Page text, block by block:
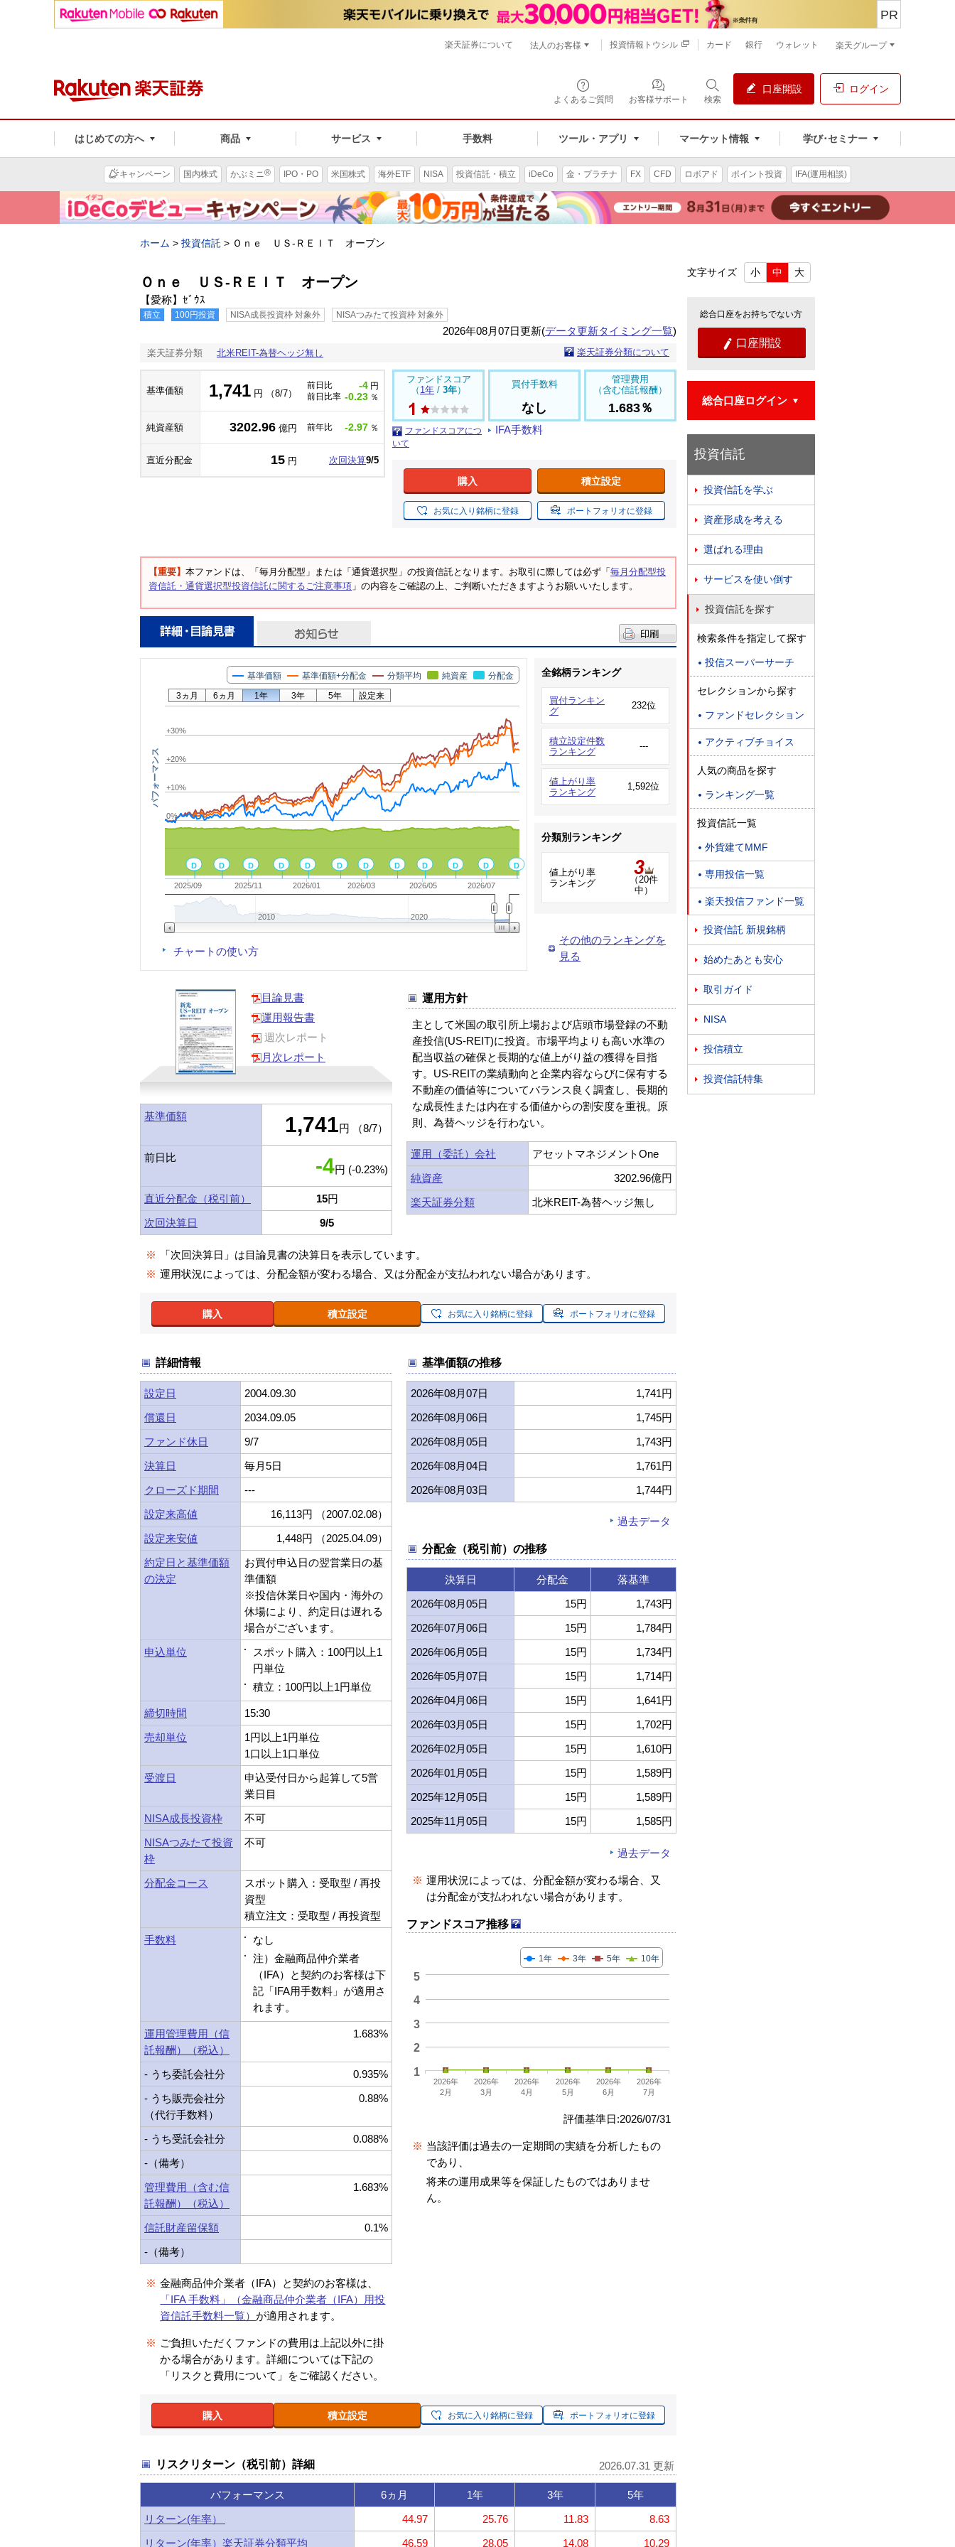
よくあるご質問 お客様サポート 検索
口座開設 ログイン
はじめての方へ 商品 サービス 手数料 ツール・アプリ マーケット情報 学び･セミナー
PR
楽天証券について 法人のお客様 投資情報トウシル カード 銀行 ウォレット 楽天グループ
キャンペーン 国内株式 かぶミニ® IPO・PO 米国株式 海外ETF NISA 投資信託・積立 iDeCo 金・プラチナ FX CFD ロボアド ポイント投資 IFA(運用相談)
ホーム > 投資信託 > Ｏｎｅ ＵＳ-ＲＥＩＴ オープン
Ｏｎｅ ＵＳ-ＲＥＩＴ オープン
【愛称】ｾﾞｳｽ
積立 100円投資 NISA成長投資枠 対象外 NISAつみたて投資枠 対象外
2026年08月07日更新(データ更新タイミング一覧)
楽天証券分類 北米REIT-為替ヘッジ無し 楽天証券分類について
基準価額 1,741 円 （8/7）
前日比 -4 円
前日比率 -0.23 ％
純資産額 3202.96 億円 前年比 -2.97 ％
直近分配金 15 円 次回決算9/5
ファンドスコア
（ 1年 / 3年）
ファンドスコアにつ
いて
買付手数料
なし
IFA手数料
管理費用
（含む信託報酬）
1.683％
購入 積立設定
お気に入り銘柄に登録 ポートフォリオに登録
【重要】 本ファンドは、「毎月分配型」または「通貨選択型」の投資信託となります。お取引に際しては必ず「 毎月分配型投
資信託・通貨選択型投資信託に関するご注意事項 」の内容をご確認の上、ご判断いただきますようお願いいたします。
パフォーマンス
D
D
D
D
D
D
D
D
D
D
D
D
基準価額 基準価額+分配金 分類平均 純資産 分配金
2025/09 2025/11 2026/01 2026/03 2026/05 2026/07
2010 2020
0%
+10%
+20%
+30%
3ヵ月 6ヵ月 1年 3年 5年 設定来
チャートの使い方
全銘柄ランキング
買付ランキン
グ
232位
積立設定件数
ランキング
---
値上がり率
ランキング
1,592位
分類別ランキング
値上がり率
ランキング
（20件
中）
その他のランキングを
見る
目論見書
運用報告書
週次レポート
月次レポート
基準価額 1,741円 （8/7）
前日比 -4円 (-0.23%)
直近分配金（税引前） 15円
次回決算日
9/5
運用方針
主として米国の取引所上場および店頭市場登録の不動
産投信(US-REIT)に投資。市場平均よりも高い水準の
配当収益の確保と長期的な値上がり益の獲得を目指
す。US-REITの業績動向と企業内容ならびに保有する
不動産の価値等についてバランス良く調査し、長期的
な成長性または内在する価値からの割安度を重視。原
則、為替ヘッジを行わない。
運用（委託）会社
アセットマネジメントOne
純資産
3202.96億円
楽天証券分類
北米REIT-為替ヘッジ無し
※
「次回決算日」は目論見書の決算日を表示しています。
※ 運用状況によっては、分配金額が変わる場合、又は分配金が支払われない場合があります。
購入 積立設定 お気に入り銘柄に登録 ポートフォリオに登録
詳細情報
設定日
2004.09.30
償還日
2034.09.05
ファンド休日
9/7
決算日
毎月5日
クローズド期間
---
設定来高値
16,113円 （2007.02.08）
設定来安値
1,448円 （2025.04.09）
約定日と基準価額
の決定
お買付申込日の翌営業日の基
準価額
※投信休業日や国内・海外の
休場により、約定日は遅れる
場合がございます。
申込単位
スポット購入：100円以上1
円単位
積立：100円以上1円単位
締切時間
15:30
売却単位
1円以上1円単位
1口以上1口単位
受渡日
申込受付日から起算して5営
業日目
NISA成長投資枠
不可
NISAつみたて投資
枠
不可
分配金コース
スポット購入：受取型 / 再投
資型
積立注文：受取型 / 再投資型
手数料
なし
注）金融商品仲介業者
（IFA）と契約のお客様は下
記「IFA用手数料」が適用さ
れます。
運用管理費用（信
託報酬）（税込）
1.683%
- うち委託会社分
0.935%
- うち販売会社分
（代行手数料）
0.88%
- うち受託会社分
0.088%
-（備考）
管理費用（含む信
託報酬）（税込）
1.683%
信託財産留保額
0.1%
-（備考）
※ 金融商品仲介業者（IFA）と契約のお客様は、
「IFA 手数料」（金融商品仲介業者（IFA）用投
資信託手数料一覧） が適用されます。
※ ご負担いただくファンドの費用は上記以外に掛
かる場合があります。詳細については下記の
「リスクと費用について」をご確認ください。
基準価額の推移
2026年08月07日
1,741円
2026年08月06日
1,745円
2026年08月05日
1,743円
2026年08月04日
1,761円
2026年08月03日
1,744円
過去データ
分配金（税引前）の推移
決算日 分配金
落基準
2026年08月05日
15円
1,743円
2026年07月06日
15円
1,784円
2026年06月05日
15円
1,734円
2026年05月07日
15円
1,714円
2026年04月06日
15円
1,641円
2026年03月05日
15円
1,702円
2026年02月05日
15円
1,610円
2026年01月05日
15円
1,589円
2025年12月05日
15円
1,589円
2025年11月05日
15円 1,585円
過去データ
※ 運用状況によっては、分配金額が変わる場合、又
は分配金が支払われない場合があります。
ファンドスコア推移
1年 3年 5年 10年
2026年
2月
2026年
3月
2026年
4月
2026年
5月
2026年
6月
2026年
7月
1
2
3
4
5
評価基準日:2026/07/31
※ 当該評価は過去の一定期間の実績を分析したもの
であり、
将来の運用成果等を保証したものではありませ
ん。
購入 積立設定 お気に入り銘柄に登録 ポートフォリオに登録
リスクリターン（税引前）詳細 2026.07.31 更新
パフォーマンス 6ヵ月 1年 3年
5年
リターン(年率）
44.97 25.76 11.83
8.63
リターン(年率）楽天証券分類平均
46.59 28.05 14.08 10.29
文字サイズ 小 中 大
総合口座をお持ちでない方
 口座開設
総合口座ログイン
投資信託
 投資信託を学ぶ
 資産形成を考える
 選ばれる理由
 サービスを使い倒す
 投資信託を探す
検索条件を指定して探す
 投信スーパーサーチ
セレクションから探す
 ファンドセレクション
 アクティブチョイス
人気の商品を探す
 ランキング一覧
投資信託一覧
 外貨建てMMF
 専用投信一覧
 楽天投信ファンド一覧
 投資信託 新規銘柄
 始めたあとも安心
 取引ガイド
 NISA
 投信積立
 投資信託特集